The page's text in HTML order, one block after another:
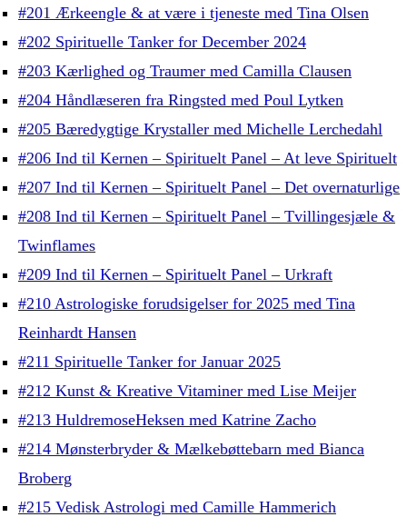
#201 Ærkeengle & at være i tjeneste med Tina Olsen
#202 Spirituelle Tanker for December 2024
#203 Kærlighed og Traumer med Camilla Clausen
#204 Håndlæseren fra Ringsted med Poul Lytken
#205 Bæredygtige Krystaller med Michelle Lerchedahl
#206 Ind til Kernen – Spirituelt Panel – At leve Spirituelt
#207 Ind til Kernen – Spirituelt Panel – Det overnaturlige
#208 Ind til Kernen – Spirituelt Panel – Tvillingesjæle &
Twinflames
#209 Ind til Kernen – Spirituelt Panel – Urkraft
#210 Astrologiske forudsigelser for 2025 med Tina
Reinhardt Hansen
#211 Spirituelle Tanker for Januar 2025
#212 Kunst & Kreative Vitaminer med Lise Meijer
#213 HuldremoseHeksen med Katrine Zacho
#214 Mønsterbryder & Mælkebøttebarn med Bianca
Broberg
#215 Vedisk Astrologi med Camille Hammerich